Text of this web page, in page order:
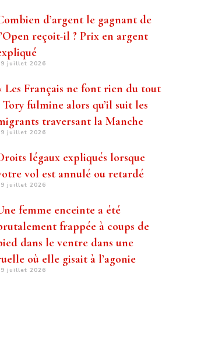
d’argent le gagnant de
reçoit-il ? Prix ​​en argent
juillet 2026
Les Français ne font rien du tout
Tory fulmine alors qu’il suit les
traversant la Manche
juillet 2026
légaux expliqués lorsque
vol est annulé ou retardé
juillet 2026
femme enceinte a été
frappée à coups de
dans le ventre dans une
où elle gisait à l’agonie
juillet 2026